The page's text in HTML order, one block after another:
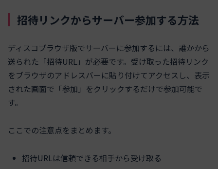
招待リンクからサーバー参加する方法
ディスコブラウザ版でサーバーに参加するには、誰かから
送られた「招待URL」が必要です。受け取った招待リンク
をブラウザのアドレスバーに貼り付けてアクセスし、表示
された画面で「参加」をクリックするだけで参加可能で
す。
ここでの注意点をまとめます。
招待URLは信頼できる相手から受け取る